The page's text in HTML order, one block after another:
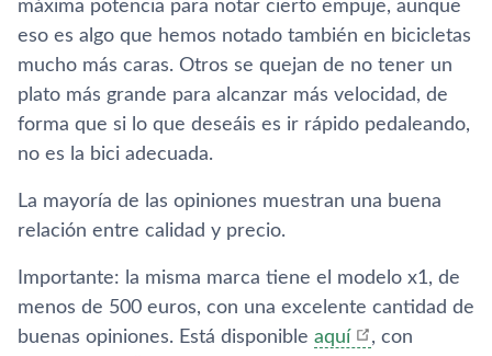
máxima potencia para notar cierto empuje, aunque
eso es algo que hemos notado también en bicicletas
mucho más caras. Otros se quejan de no tener un
plato más grande para alcanzar más velocidad, de
forma que si lo que deseáis es ir rápido pedaleando,
no es la bici adecuada.
La mayoría de las opiniones muestran una buena
relación entre calidad y precio.
Importante: la misma marca tiene el modelo x1, de
menos de 500 euros, con una excelente cantidad de
buenas opiniones. Está disponible aquí
, con